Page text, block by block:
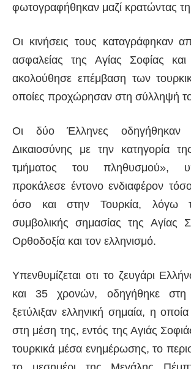
φωτογραφήθηκαν μαζί κρατώντας
Οι κινήσεις τους καταγράφηκαν
ασφαλείας της Αγίας Σοφίας
ακολούθησε επέμβαση των
οποίες προχώρησαν στη σύλληψή
Οι δύο Έλληνες οδηγήθηκαν
Δικαιοσύνης με την κατηγορία
τμήματος του πληθυσμού»,
προκάλεσε έντονο ενδιαφέρον
όσο και στην Τουρκία, λόγω
συμβολικής σημασίας της Αγίας
Ορθοδοξία και τον ελληνισμό.
Υπενθυμίζεται οτι το ζευγάρι
και 35 χρονών, οδηγήθηκε στη
ξετύλιξαν ελληνική σημαία, η
στη μέση της, εντός της Αγιάς
τουρκικά μέσα ενημέρωσης, το